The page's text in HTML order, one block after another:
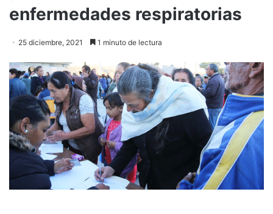
enfermedades respiratorias
25 diciembre, 2021 1 minuto de lectura